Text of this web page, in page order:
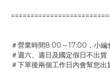
＃營業時間8:00～17:00，小編
＃週六、週日及國定假日不出貨
＃下單後兩個工作日內會幫您出